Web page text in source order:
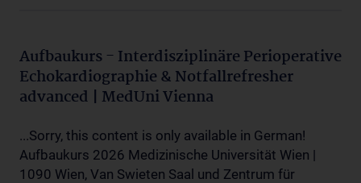
Aufbaukurs - Interdisziplinäre Perioperative
Echokardiographie & Notfallrefresher
advanced | MedUni Vienna
...Sorry, this content is only available in German!
Aufbaukurs 2026 Medizinische Universität Wien |
1090 Wien, Van Swieten Saal und Zentrum für